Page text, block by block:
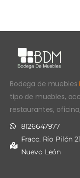
Bodega de muebles
tipo de muebles,
restaurantes,
8126647977
Fracc. Río Pilón
Nuevo León